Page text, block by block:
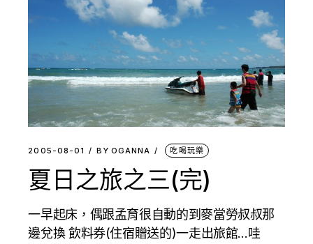
2005-08-01 BY OGANNA 吃喝玩樂
夏日之旅之三(完)
一早起床，偶跟孟育很自動的到麥當勞叔叔那
邊兌換 飲料券(住宿贈送的)一走出旅館…哇